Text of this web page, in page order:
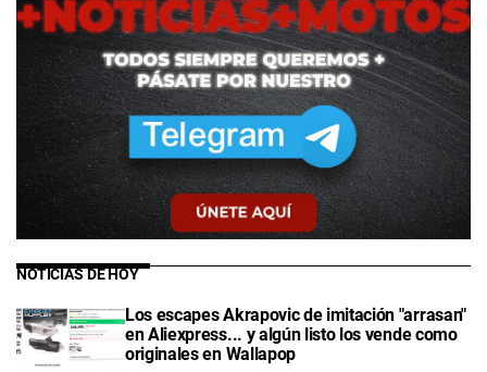
NOTICIAS DE HOY
Los escapes Akrapovic de imitación "arrasan"
en Aliexpress... y algún listo los vende como
originales en Wallapop